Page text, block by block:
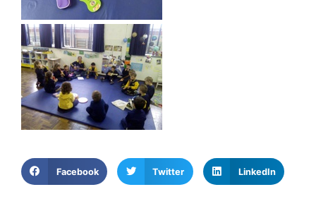
Facebook Twitter LinkedIn